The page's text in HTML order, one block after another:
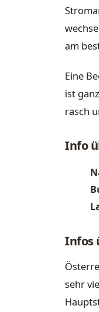
am
Eine
ist
rasch
Info
Infos
sehr